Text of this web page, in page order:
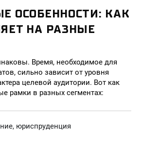
ОСОБЕННОСТИ: КАК
НА РАЗНЫЕ
Время, необходимое для
сильно зависит от уровня
целевой аудитории. Вот как
рамки в разных сегментах:
юриспруденция